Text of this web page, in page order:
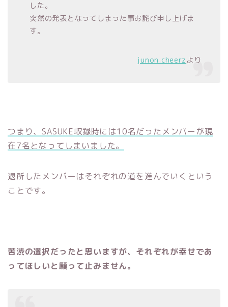
した。
突然の発表となってしまった事お詫び申し上げま
す。
junon.cheerz より
つまり、SASUKE収録時には10名だったメンバーが現
在7名となってしまいました。
退所したメンバーはそれぞれの道を進んでいくという
ことです。
苦渋の選択だったと思いますが、それぞれが幸せであ
ってほしいと願って止みません。